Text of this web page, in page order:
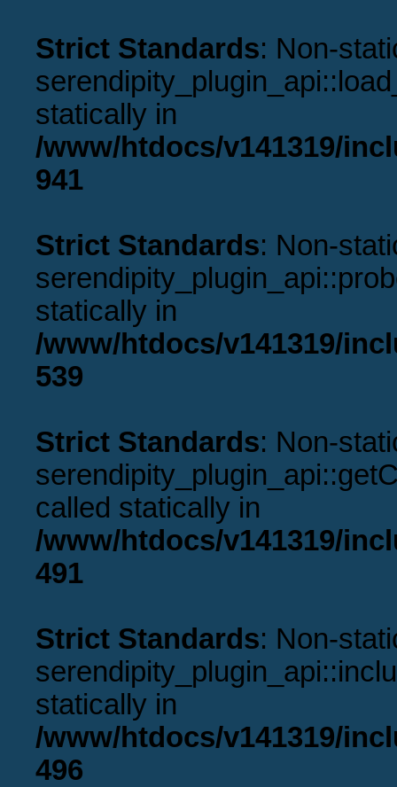
Strict Standards: Non-
statically in
/www/htdocs/v141319/
941
Strict Standards: Non-
statically in
/www/htdocs/v141319/
539
Strict Standards: Non-
called statically in
/www/htdocs/v141319/
491
Strict Standards: Non-
statically in
/www/htdocs/v141319/
496